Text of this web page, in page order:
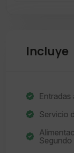
Incluye
Servicio
Segundo